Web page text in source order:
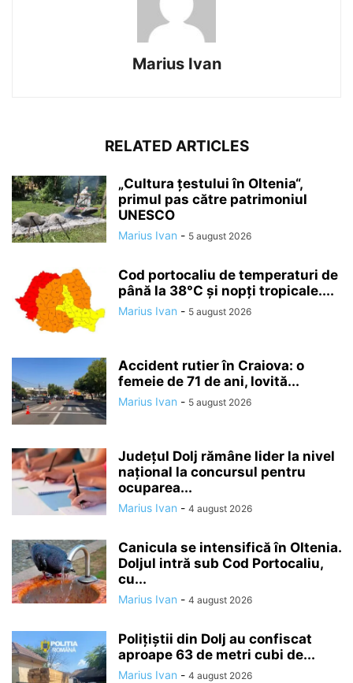
Marius Ivan
RELATED ARTICLES
„Cultura țestului în Oltenia“,
primul pas către patrimoniul
UNESCO
Marius Ivan - 5 august 2026
Cod portocaliu de temperaturi de
până la 38°C și nopți tropicale....
Marius Ivan - 5 august 2026
Accident rutier în Craiova: o
femeie de 71 de ani, lovită...
Marius Ivan - 5 august 2026
Județul Dolj rămâne lider la nivel
național la concursul pentru
ocuparea...
Marius Ivan - 4 august 2026
Canicula se intensifică în Oltenia.
Doljul intră sub Cod Portocaliu,
cu...
Marius Ivan - 4 august 2026
Polițiștii din Dolj au confiscat
aproape 63 de metri cubi de...
Marius Ivan - 4 august 2026